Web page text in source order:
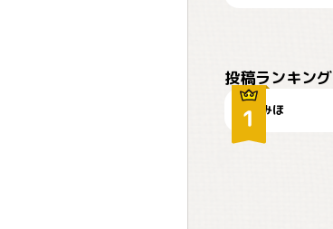
投稿ランキング
みほ